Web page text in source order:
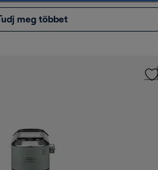
Tudj meg többet